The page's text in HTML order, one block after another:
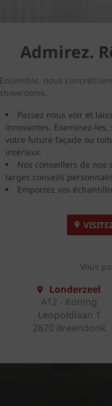
Admirez.
Ensemble, nous
showrooms.
Passez nous voir et
innovantes. Examinez-
votre future façade ou
intérieur.
Nos conseillers de
larges conseils
Emportez vos
Vous
Londerzeel
A12 - Koning
Leopoldlaan 1
2870 Breendonk